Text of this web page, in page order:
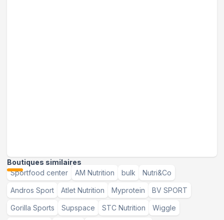
Boutiques similaires
Sportfood center
AM Nutrition bulk Nutri&Co
Andros Sport Atlet Nutrition Myprotein BV SPORT
Gorilla Sports Supspace STC Nutrition Wiggle